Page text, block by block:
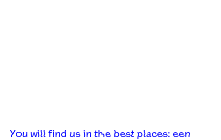
You will find us in the best places: een